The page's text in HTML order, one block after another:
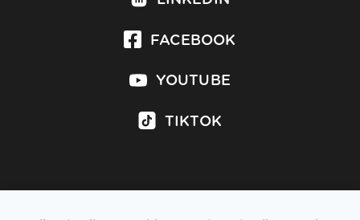
FACEBOOK
YOUTUBE
TIKTOK
Inschrijven op nieuwsbrief